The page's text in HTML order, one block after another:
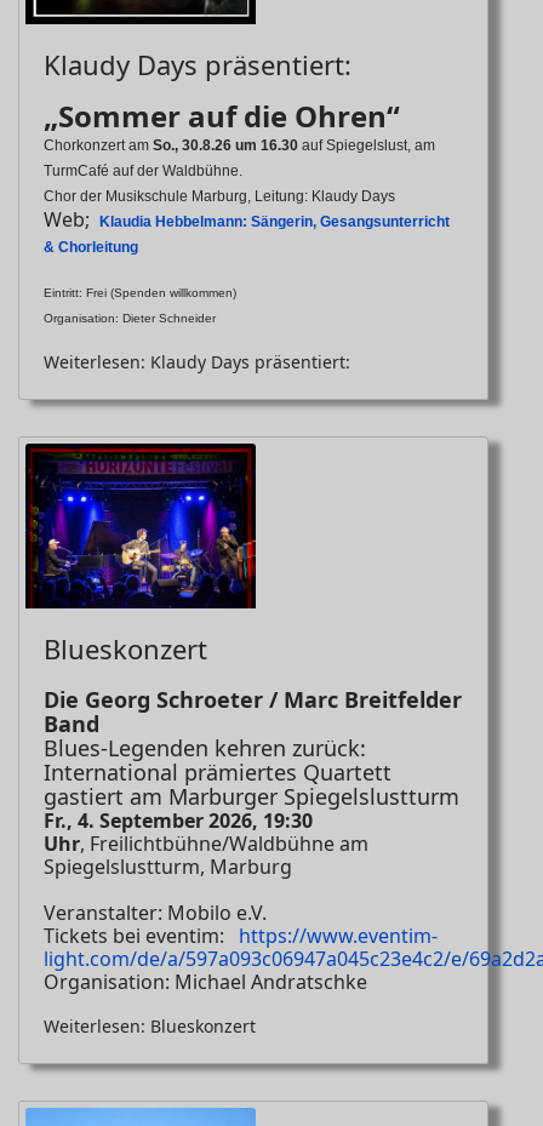
Klaudy Days präsentiert:
„Sommer auf die Ohren“
Chorkonzert am So., 30.8.26 um 16.30 auf Spiegelslust, am
TurmCafé auf der Waldbühne.
Chor der Musikschule Marburg, Leitung: Klaudy Days
Web;
Klaudia Hebbelmann: Sängerin, Gesangsunterricht
& Chorleitung
Eintritt: Frei (Spenden willkommen)
Organisation: Dieter Schneider
Weiterlesen: Klaudy Days präsentiert:
Blueskonzert
Die Georg Schroeter / Marc Breitfelder
Band
Blues-Legenden kehren zurück:
International prämiertes Quartett
gastiert am Marburger Spiegelslustturm
Fr., 4. September 2026, 19:30
Uhr, Freilichtbühne/Waldbühne am
Spiegelslustturm, Marburg
Veranstalter: Mobilo e.V.
Tickets bei eventim: https://www.eventim-
light.com/de/a/597a093c06947a045c23e4c2/e/
Organisation: Michael Andratschke
Weiterlesen: Blueskonzert